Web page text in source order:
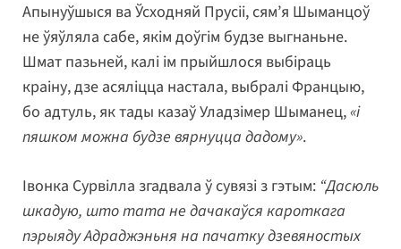
Апынуўшыся ва Ўсходняй Прусіі, сям’я Шыманцоў
не ўяўляла сабе, якім доўгім будзе выгнаньне.
Шмат пазьней, калі ім прыйшлося выбіраць
краіну, дзе асяліцца настала, выбралі Францыю,
бо адтуль, як тады казаў Уладзімер Шыманец,«і
пяшком можна будзе вярнуцца дадому».
Івонка Сурвілла згадвала ў сувязі з гэтым: “Дасюль
шкадую, што тата не дачакаўся кароткага
пэрыяду Адраджэньня на пачатку дзевяностых